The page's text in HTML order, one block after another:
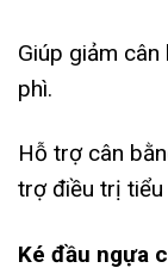
Giúp giảm
phì.
Hỗ trợ cân
trợ điều trị
Ké đầu ngựa